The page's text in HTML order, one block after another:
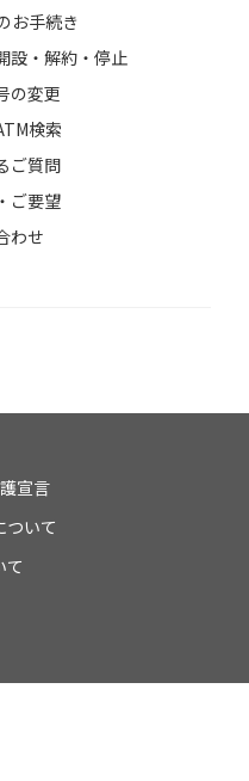
お手続き
設・解約・停止
の変更
検索
ご質問
ご要望
わせ
宣言
ついて
て